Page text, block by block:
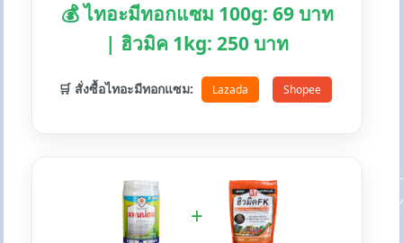
💰 ไทอะมีทอกแซม 100g: 69 บาท
| ฮิวมิค 1kg: 250 บาท
🛒 สั่งซื้อไทอะมีทอกแซม: Lazada Shopee
+